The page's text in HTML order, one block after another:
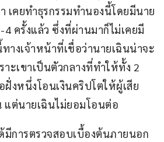
เคยทำธุรกรรมทำนองนี้โดยมีนาย
4 ครั้งแล้ว ซึ่งที่ผ่านมาก็ไม่เคยมี
างเจ้าหน้าที่เชื่อว่านายเฉินน่าจะ
ะเขาเป็นตัวกลางที่ทำให้ทั้ง 2
งหนึ่งโอนเงินคริปโตให้ผู้เสีย
แต่นายเฉินไม่ยอมโอนต่อ
การตรวจสอบเบื้องต้นภายนอก